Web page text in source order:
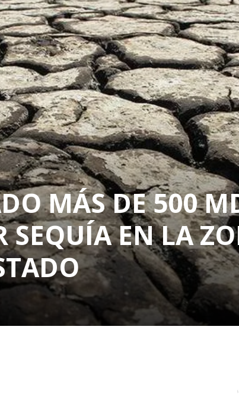
MÁS DE 500
SEQUÍA EN LA